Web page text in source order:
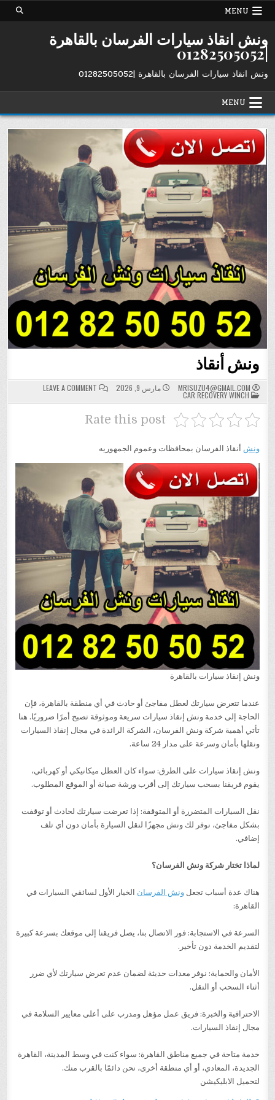
Skip
MENU
ونش انقاذ سيارات الفرسان بالقاهرة
|01282505052
ونش انقاذ سيارات الفرسان بالقاهرة |01282505052
MENU
ونش أنقاذ
MRISUZU4@GMAIL.COM مارس 9, 2026 LEAVE A COMMENT
ON
ونش
أنقاذ
POSTED
IN
CAR RECOVERY WINCH
Rate this post
ونش أنقاذ الفرسان بمحافظات وعموم الجمهوريه
ونش إنقاذ سيارات بالقاهرة
عندما تتعرض سيارتك لعطل مفاجئ أو حادث في أي منطقة بالقاهرة، فإن
الحاجة إلى خدمة ونش إنقاذ سيارات سريعة وموثوقة تصبح أمرًا ضروريًا. هنا
تأتي أهمية شركة ونش الفرسان، الشركة الرائدة في مجال إنقاذ السيارات
ونقلها بأمان وسرعة على مدار 24 ساعة.
ونش إنقاذ سيارات على الطرق: سواء كان العطل ميكانيكي أو كهربائي،
يقوم فريقنا بسحب سيارتك إلى أقرب ورشة صيانة أو الموقع المطلوب.
نقل السيارات المتضررة أو المتوقفة: إذا تعرضت سيارتك لحادث أو توقفت
بشكل مفاجئ، نوفر لك ونش مجهزًا لنقل السيارة بأمان دون أي تلف
إضافي.
لماذا تختار شركة ونش الفرسان؟
هناك عدة أسباب تجعلونش الفرسان الخيار الأول لسائقي السيارات في
القاهرة:
السرعة في الاستجابة: فور الاتصال بنا، يصل فريقنا إلى موقعك بسرعة كبيرة
لتقديم الخدمة دون تأخير.
الأمان والحماية: نوفر معدات حديثة لضمان عدم تعرض سيارتك لأي ضرر
أثناء السحب أو النقل.
الاحترافية والخبرة: فريق عمل مؤهل ومدرب على أعلى معايير السلامة في
مجال إنقاذ السيارات.
خدمة متاحة في جميع مناطق القاهرة: سواء كنت في وسط المدينة، القاهرة
الجديدة، المعادي، أو أي منطقة أخرى، نحن دائمًا بالقرب منك.
لتحميل الابليكيشن